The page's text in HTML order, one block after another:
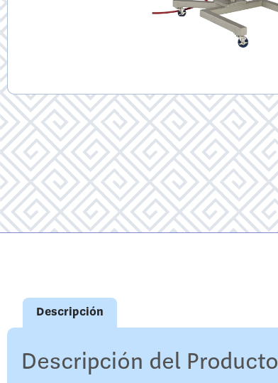
Descripción
Descripción del Producto